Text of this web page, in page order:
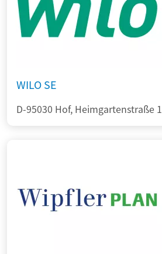
WILO SE
D-95030 Hof, Heimgartenstraße 1